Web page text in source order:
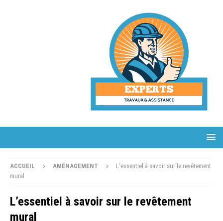
ACCUEIL AMÉNAGEMENT
L’essentiel à savoir sur le revêtement
mural
L’essentiel à savoir sur le revêtement
mural